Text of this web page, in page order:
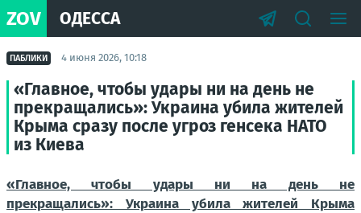
ZOV ОДЕССА
ПАБЛИКИ 4 июня 2026, 10:18
«Главное, чтобы удары ни на день не
прекращались»: Украина убила жителей
Крыма сразу после угроз генсека НАТО
из Киева
«Главное, чтобы удары ни на день не
прекращались»: Украина убила жителей Крыма